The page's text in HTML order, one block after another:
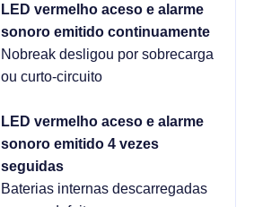
LED vermelho aceso e alarme
sonoro emitido continuamente
Nobreak desligou por sobrecarga
ou curto-circuito
LED vermelho aceso e alarme
sonoro emitido 4 vezes
seguidas
Baterias internas descarregadas